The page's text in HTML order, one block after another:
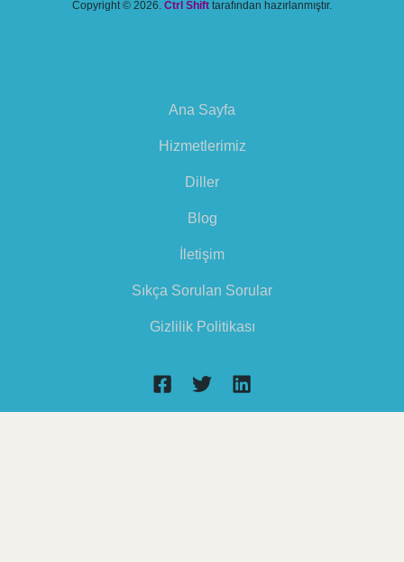
Copyright © 2026. Ctrl Shift tarafından hazırlanmıştır.
Ana Sayfa
Hizmetlerimiz
Diller
Blog
İletişim
Sıkça Sorulan Sorular
Gizlilik Politikası